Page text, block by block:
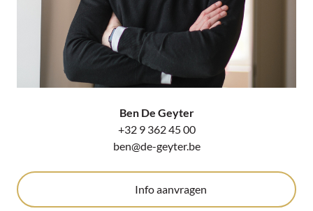
Ben De Geyter
+32 9 362 45 00
ben@de-geyter.be
Info aanvragen